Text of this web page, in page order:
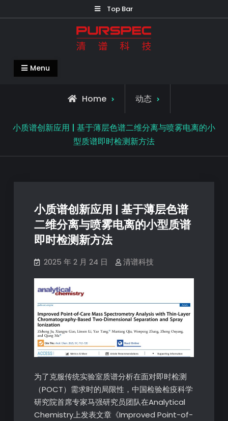
Top Bar
清谱科技中国官网-PURSPEC-让人类生
Menu
Home 动态
小质谱创新应用 | 基于薄层色谱二维分离与喷雾电离的小
型质谱即时检测新方法
小质谱创新应用 | 基于薄层色谱
二维分离与喷雾电离的小型质谱
即时检测新方法
2025 年 2 月 24 日 清谱科技
为了克服传统实验室质谱分析在面对即时检测
（POCT）需求时的局限性，中国检验检疫科学
研究院首席专家马强研究员团队在Analytical
Chemistry上发表文章《Improved Point-of-